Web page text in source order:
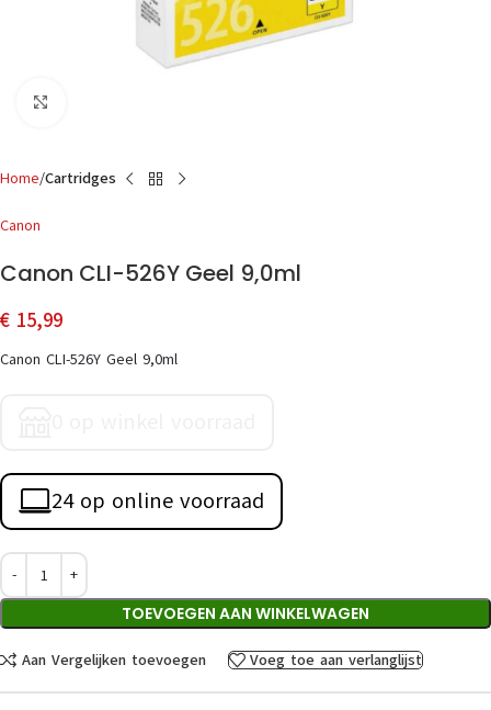
Home Cartridges
Canon
Canon CLI-526Y Geel 9,0ml
€ 15,99
Canon CLI-526Y Geel 9,0ml
24 op online voorraad
TOEVOEGEN AAN WINKELWAGEN
Aan Vergelijken toevoegen Voeg toe aan verlanglijst